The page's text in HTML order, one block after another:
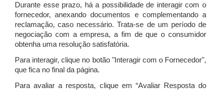
Durante esse prazo, há a possibilidade de interagir com o
fornecedor, anexando documentos e complementando a
reclamação, caso necessário.Trata-se de um período de
negociação com a empresa, a fim de que o consumidor
obtenha uma resolução satisfatória.
Para interagir, clique no botão "Interagir com o Fornecedor",
que fica no final da página.
Para avaliar a resposta, clique em “Avaliar Resposta do